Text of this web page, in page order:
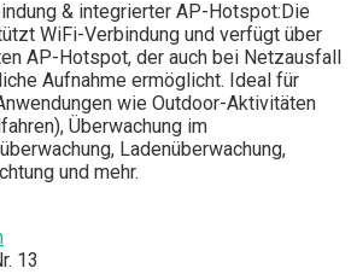
& integrierter AP-Hotspot:Die
WiFi-Verbindung und verfügt über
AP-Hotspot, der auch bei Netzausfall
Aufnahme ermöglicht. Ideal für
wie Outdoor-Aktivitäten
Überwachung im
Ladenüberwachung,
und mehr.
13